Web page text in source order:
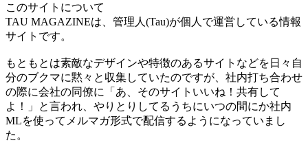
このサイトについて
TAU MAGAZINEは、管理人(Tau)が個人で運営している情報
サイトです。
もともとは素敵なデザインや特徴のあるサイトなどを日々自
分のブクマに黙々と収集していたのですが、社内打ち合わせ
の際に会社の同僚に「あ、そのサイトいいね！共有して
よ！」と言われ、やりとりしてるうちにいつの間にか社内
MLを使ってメルマガ形式で配信するようになっていまし
た。